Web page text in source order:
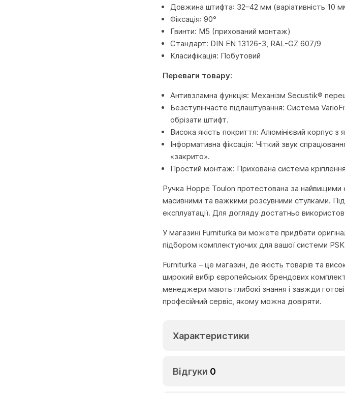
Довжина штифта: 32–42 мм (варіативність 10
Фіксація: 90°
Гвинти: M5 (прихований монтаж)
Стандарт: DIN EN 13126-3, RAL-GZ 607/9
Класифікація: Побутовий
Переваги товару:
Антивзламна функція: Механізм Secustik®
Безступінчасте підлаштування: Система
обрізати штифт.
Висока якість покриття: Алюмінієвий корпус
Інформативна фіксація: Чіткий звук
«закрито».
Простий монтаж: Прихована система
Ручка Hoppe Toulon протестована за найвищими
масивними та важкими розсувними стулками.
експлуатації. Для догляду достатньо
У магазині Furniturka ви можете придбати
підбором комплектуючих для вашої системи
Furniturka – це магазин, де якість товарів та
широкий вибір європейських брендових
менеджери мають глибокі знання і завжди
професійний сервіс, якому можна довіряти.
Характеристики
Відгуки 0